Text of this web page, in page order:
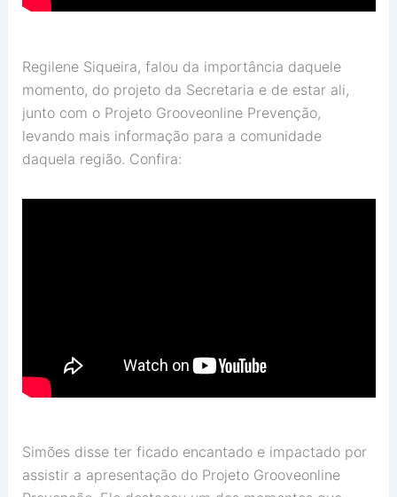
Regilene Siqueira, falou da importância daquele
momento, do projeto da Secretaria e de estar ali,
junto com o Projeto Grooveonline Prevenção,
levando mais informação para a comunidade
daquela região. Confira:
Simões disse ter ficado encantado e impactado por
assistir a apresentação do Projeto Grooveonline